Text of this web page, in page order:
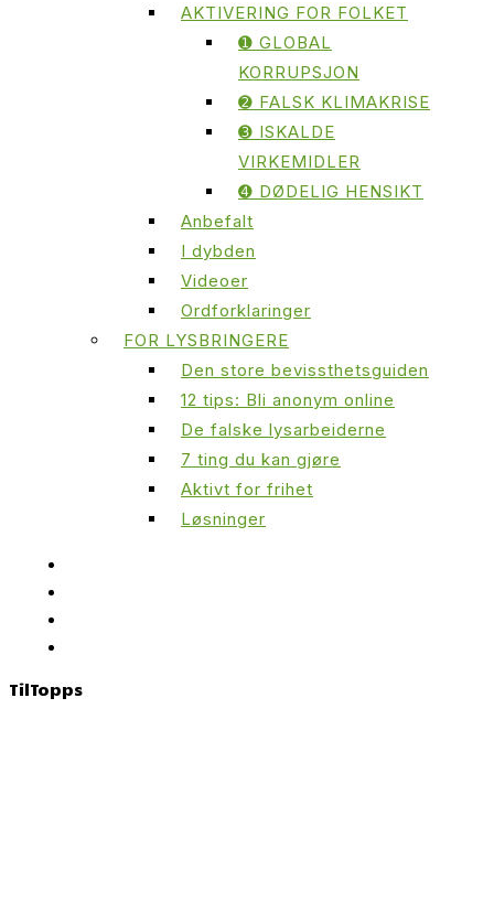
AKTIVERING FOR FOLKET
➊ GLOBAL
KORRUPSJON
➋ FALSK KLIMAKRISE
➌ ISKALDE
VIRKEMIDLER
➍ DØDELIG HENSIKT
Anbefalt
I dybden
Videoer
Ordforklaringer
FOR LYSBRINGERE
Den store bevissthetsguiden
12 tips: Bli anonym online
De falske lysarbeiderne
7 ting du kan gjøre
Aktivt for frihet
Løsninger
TilTopps